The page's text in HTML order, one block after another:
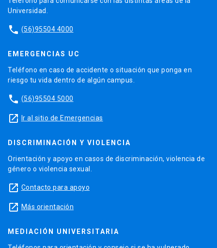
Universidad.
phone (56)95504 4000
EMERGENCIAS UC
Teléfono en caso de accidente o situación que ponga en
riesgo tu vida dentro de algún campus.
phone (56)95504 5000
launch Ir al sitio de Emergencias
DISCRIMINACIÓN Y VIOLENCIA
Orientación y apoyo en casos de discriminación, violencia de
género o violencia sexual.
launch Contacto para apoyo
launch Más orientación
MEDIACIÓN UNIVERSITARIA